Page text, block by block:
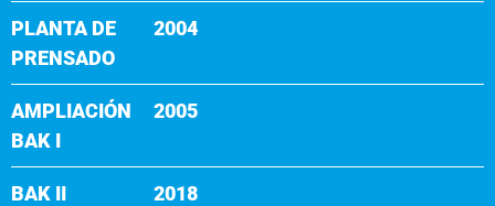
PLANTA DE
PRENSADO
2004
AMPLIACIÓN
BAK I
2005
BAK II 2018